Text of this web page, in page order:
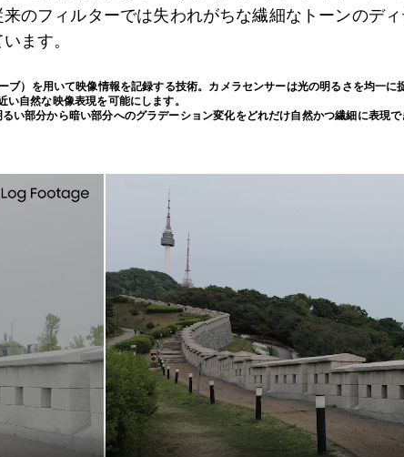
のフィルターでは失われがちな繊細なトーンのディ
ます。
ブ）を用いて映像情報を記録する技術。カメラセンサーは光の明るさを均一に
自然な映像表現を可能にします。
部分から暗い部分へのグラデーション変化をどれだけ自然かつ繊細に表現で